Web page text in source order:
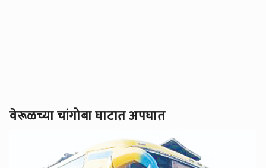
वेरूळच्या चांगोबा घाटात अपघात